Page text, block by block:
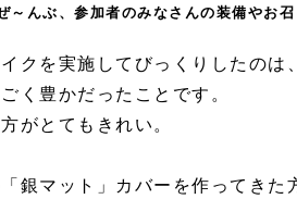
～んぶ、参加者のみなさんの装備やお
クを実施してびっくりしたのは
く豊かだったことです。
がとてもきれい。
銀マット」カバーを作ってきた